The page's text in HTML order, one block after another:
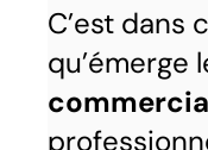
C’est dans
qu’émerge